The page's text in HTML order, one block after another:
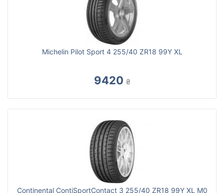
Michelin Pilot Sport 4 255/40 ZR18 99Y XL
9420 ₴
Continental ContiSportContact 3 255/40 ZR18 99Y XL M0